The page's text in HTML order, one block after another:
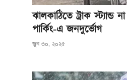
ঝালকাঠিতে ট্রাক
পার্কিং-এ জনদুর্ভোগ
জুন ৩০, ২০২৫